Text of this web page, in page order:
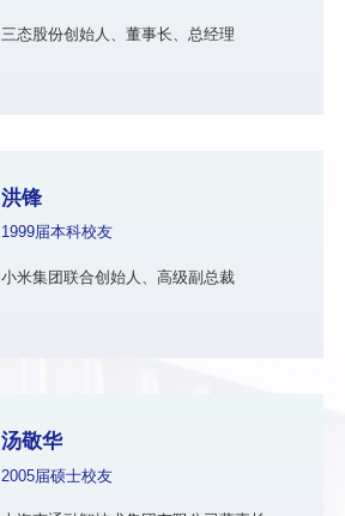
三态股份创始人、董事长、总经理
洪锋
1999届本科校友
小米集团联合创始人、高级副总裁
汤敬华
2005届硕士校友